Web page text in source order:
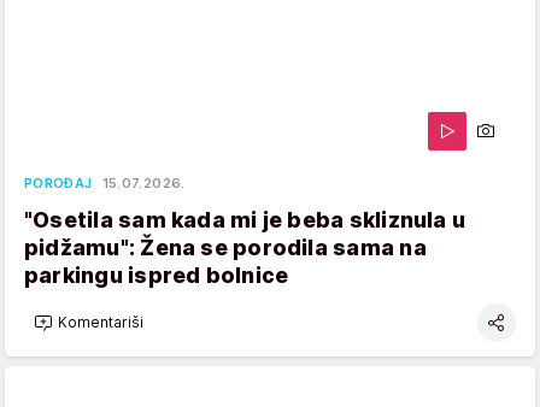
POROĐAJ 15.07.2026.
"Osetila sam kada mi je beba skliznula u
pidžamu": Žena se porodila sama na
parkingu ispred bolnice
Komentariši